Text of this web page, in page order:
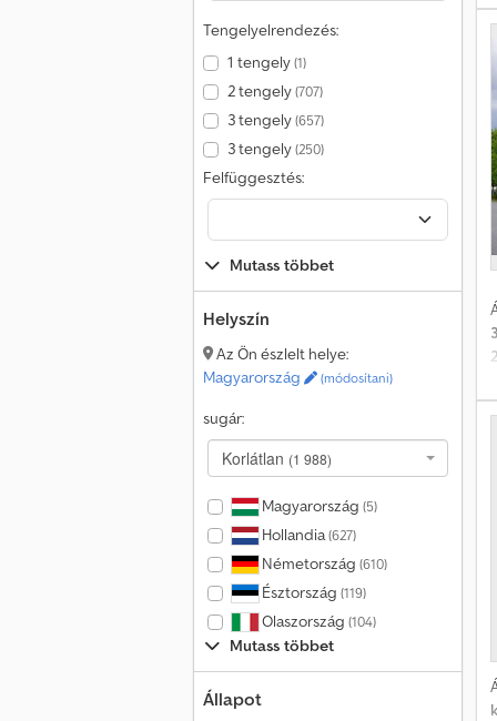
Tengelyelrendezés:
1 tengely(1)
2 tengely(707)
3 tengely(657)
3 tengely(250)
Felfüggesztés:
Mutass többet
Helyszín
Az Ön észlelt helye:
Magyarország
(módosítani)
sugár:
Korlátlan (1 988)
Magyarország (5)
Hollandia(627)
Németország (610)
Észtország (119)
Olaszország (104)
Mutass többet
Állapot